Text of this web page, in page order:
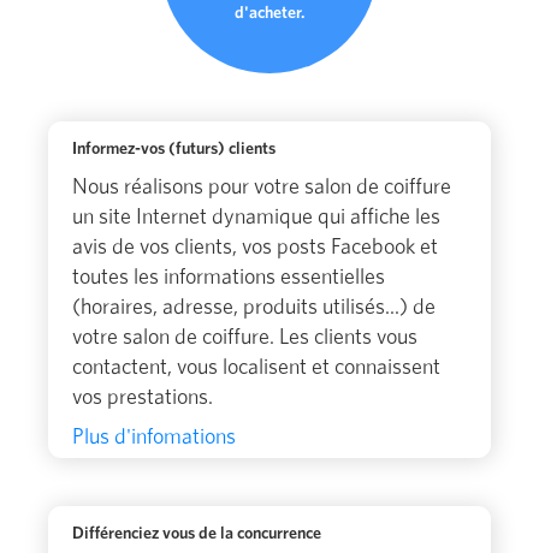
d'acheter.
Informez-vos (futurs) clients
Nous réalisons pour votre salon de coiffure
un site Internet dynamique qui affiche les
avis de vos clients, vos posts Facebook et
toutes les informations essentielles
(horaires, adresse, produits utilisés...) de
votre salon de coiffure. Les clients vous
contactent, vous localisent et connaissent
vos prestations.
Plus d'infomations
Différenciez vous de la concurrence